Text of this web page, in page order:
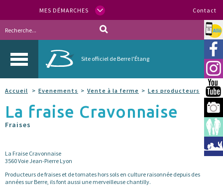
MES DÉMARCHES Contact
Site officiel de Berre l'Étang
Allo
Accueil Evenements Vente à la ferme Les producteurs
La fraise Cravonnaise
Fraises
La Fraise Cravonnaise
3560 Voie Jean-Pierre Lyon
Producteurs de fraises et de tomates hors sols en culture raisonnée depuis des
années sur Berre, ils font aussi une merveilleuse chantilly.